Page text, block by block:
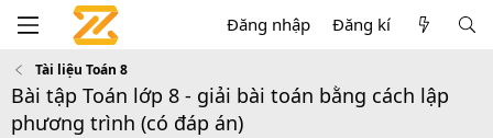
Đăng nhập Đăng kí
Tài liệu Toán 8
Bài tập Toán lớp 8 - giải bài toán bằng cách lập
phương trình (có đáp án)